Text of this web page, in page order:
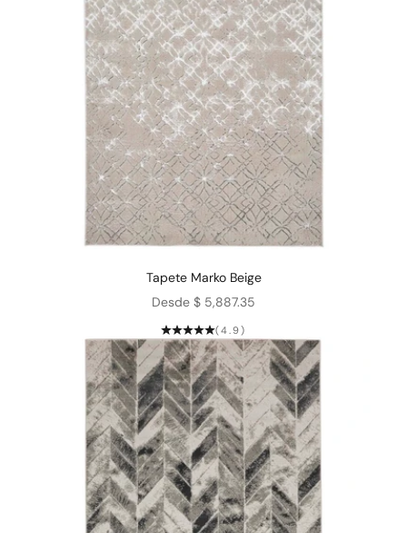
Tapete Marko Beige
Precio de oferta
Desde $ 5,887.35
(4.9)